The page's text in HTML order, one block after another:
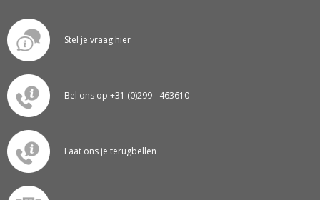
Stel je vraag hier
Bel ons op +31 (0)299 - 463610
Laat ons je terugbellen